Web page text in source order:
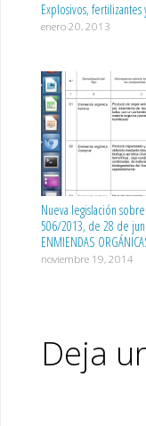
Explosivos,
enero 20, 2013
Nueva legislación
506/2013, de 28 de
ENMIENDAS
noviembre 19, 2014
Deja